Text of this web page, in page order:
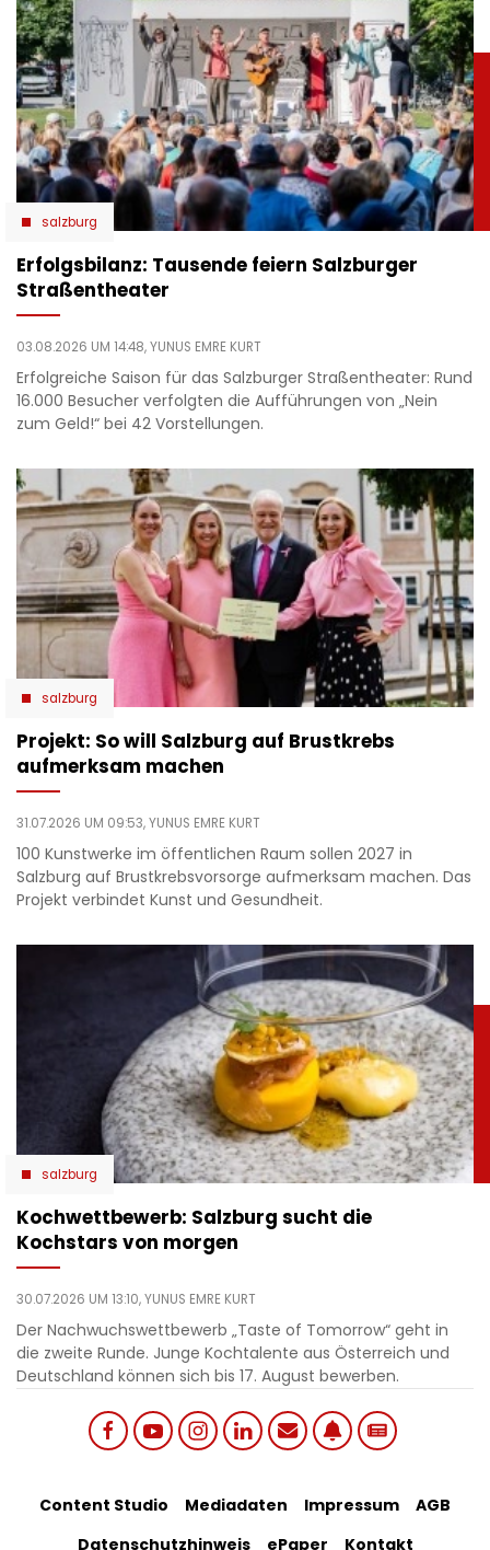
salzburg
Erfolgsbilanz: Tausende feiern Salzburger
Straßentheater
03.08.2026 UM 14:48,YUNUS EMRE KURT
Erfolgreiche Saison für das Salzburger Straßentheater: Rund
16.000 Besucher verfolgten die Aufführungen von „Nein
zum Geld!“ bei 42 Vorstellungen.
salzburg
Projekt: So will Salzburg auf Brustkrebs
aufmerksam machen
31.07.2026 UM 09:53,YUNUS EMRE KURT
100 Kunstwerke im öffentlichen Raum sollen 2027 in
Salzburg auf Brustkrebsvorsorge aufmerksam machen. Das
Projekt verbindet Kunst und Gesundheit.
salzburg
Kochwettbewerb: Salzburg sucht die
Kochstars von morgen
30.07.2026 UM 13:10,YUNUS EMRE KURT
Der Nachwuchswettbewerb „Taste of Tomorrow“ geht in
die zweite Runde. Junge Kochtalente aus Österreich und
Deutschland können sich bis 17. August bewerben.
links
Footer
Content Studio Mediadaten Impressum
AGB
Datenschutzhinweis
ePaper Kontakt